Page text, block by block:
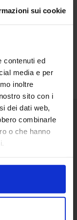
sui cookie
contenuti ed
media e per
inoltre
sito con i
dei dati web,
combinarle
o che hanno